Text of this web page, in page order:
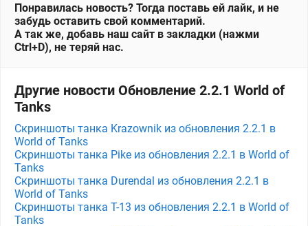
Понравилась новость? Тогда поставь ей лайк, и не
забудь оставить свой комментарий.
А так же, добавь наш сайт в закладки (нажми
Ctrl+D), не теряй нас.
Другие новости Обновление 2.2.1 World of
Tanks
Скриншоты танка Krazownik из обновления 2.2.1 в
World of Tanks
Скриншоты танка Pike из обновления 2.2.1 в World of
Tanks
Скриншоты танка Durendal из обновления 2.2.1 в
World of Tanks
Скриншоты танка Т-13 из обновления 2.2.1 в World of
Tanks